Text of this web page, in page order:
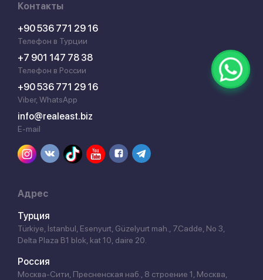
Контакты
+90 536 771 29 16
Телефон в Турции
+7 901 147 78 38
Телефон в России
+90 536 771 29 16
Viber, WhatsApp
info@realeast.biz
E-mail
Адрес
Турция
Türkiye, İstanbul, Esenyurt, Güzelyurt mah., 7.Cadde, No 3,
Delta Plaza B1 blok, kat 10, daire 20.
Россия
Москва-Сити, Пресненская наб., 8 строение 1, Москва,